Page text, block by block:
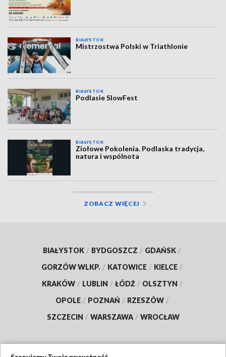
BIAŁYSTOK
Mistrzostwa Polski w Triathlonie
BIAŁYSTOK
Podlasie SlowFest
BIAŁYSTOK
Ziołowe Pokolenia. Podlaska tradycja,
natura i wspólnota
ZOBACZ WIĘCEJ
BIAŁYSTOK / BYDGOSZCZ / GDAŃSK /
GORZÓW WLKP. / KATOWICE / KIELCE /
KRAKÓW / LUBLIN / ŁÓDŹ / OLSZTYN /
OPOLE / POZNAŃ / RZESZÓW /
SZCZECIN / WARSZAWA / WROCŁAW